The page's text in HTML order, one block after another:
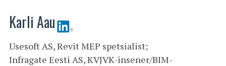
Karli Aau
Usesoft AS, Revit MEP spetsialist;
Infragate Eesti AS, KVJVK-insener/BIM-